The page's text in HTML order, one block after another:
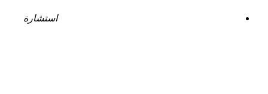
استشارة